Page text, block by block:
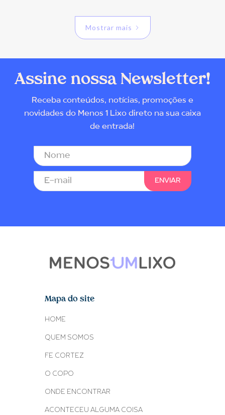
Mostrar mais
Assine nossa Newsletter!
Receba conteúdos, notícias, promoções e
novidades do Menos 1 Lixo direto na sua caixa
de entrada!
Mapa do site
HOME
QUEM SOMOS
FE CORTEZ
O COPO
ONDE ENCONTRAR
ACONTECEU ALGUMA COISA